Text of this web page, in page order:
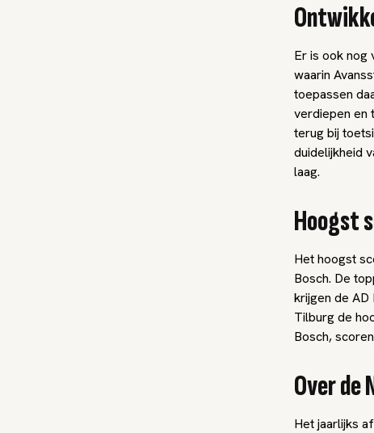
Er is ook nog
waarin
toepassen
verdiepen en
terug bij
duidelijkheid
laag.
Hoogst
Het hoogst
Bosch. De
krijgen de AD
Tilburg de
Bosch,
Over de
Het jaarlijks